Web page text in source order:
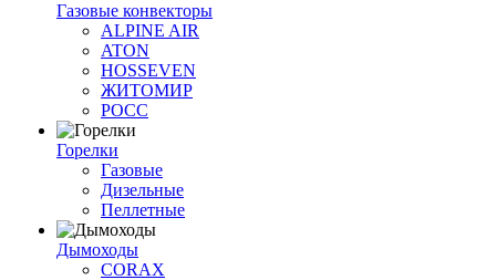
Газовые конвекторы
ALPINE AIR
ATON
HOSSEVEN
ЖИТОМИР
РОСС
Горелки
Газовые
Дизельные
Пеллетные
Дымоходы
CORAX